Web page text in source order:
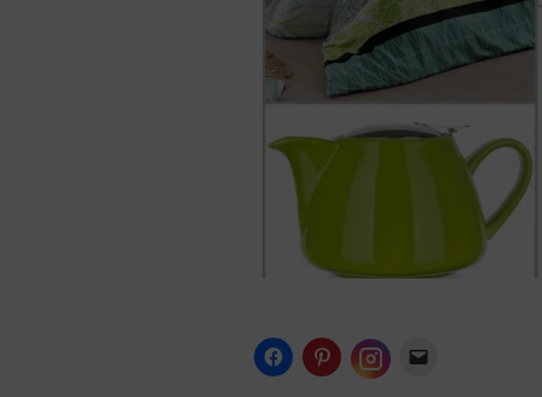
Click
to
Click
to
share